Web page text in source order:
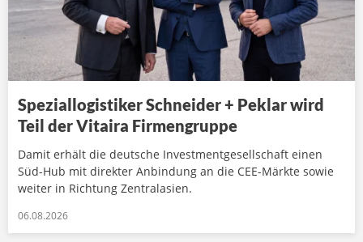
Speziallogistiker Schneider + Peklar wird
Teil der Vitaira Firmengruppe
Damit erhält die deutsche Investmentgesellschaft einen
Süd-Hub mit direkter Anbindung an die CEE-Märkte sowie
weiter in Richtung Zentralasien.
06.08.2026